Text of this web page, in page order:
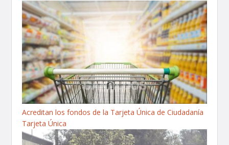
Acreditan los fondos de la Tarjeta Única de Ciudadanía
Tarjeta Única